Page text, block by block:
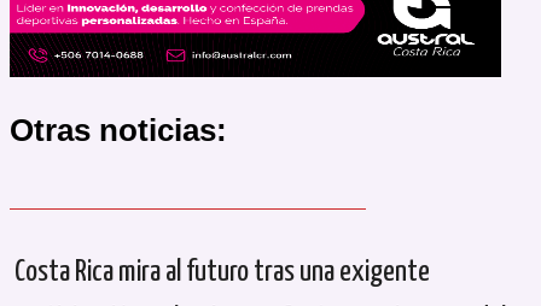
Otras noticias:
Costa Rica mira al futuro tras una exigente